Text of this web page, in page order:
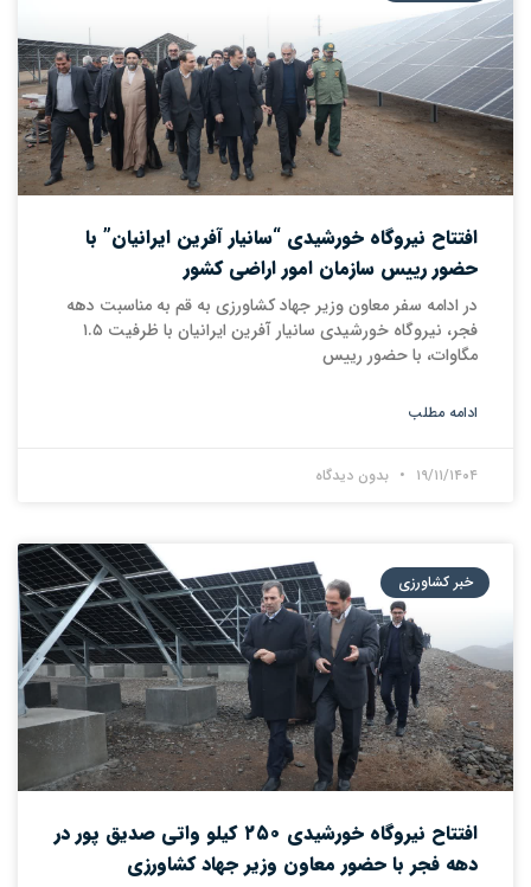
افتتاح نیروگاه خورشیدی “سانیار آفرین ایرانیان” با
حضور رییس سازمان امور اراضی کشور
در ادامه سفر معاون وزیر جهاد کشاورزی به قم به مناسبت دهه
فجر، نیروگاه خورشیدی سانیار آفرین ایرانیان با ظرفیت ۱.۵
مگاوات، با حضور رییس
ادامه مطلب
۱۹/۱۱/۱۴۰۴ بدون دیدگاه
خبر کشاورزی
افتتاح نیروگاه خورشیدی ۲۵۰ کیلو واتی صدیق پور در
دهه فجر با حضور معاون وزیر جهاد کشاورزی